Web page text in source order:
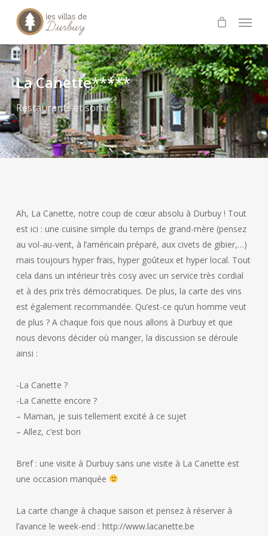
content
Menu
La Canette*****
Restaurants et sortir
Ah, La Canette, notre coup de cœur absolu à Durbuy ! Tout
est ici : une cuisine simple du temps de grand-mère (pensez
au vol-au-vent, à l’américain préparé, aux civets de gibier,…)
mais toujours hyper frais, hyper goûteux et hyper local. Tout
cela dans un intérieur très cosy avec un service très cordial
et à des prix très démocratiques. De plus, la carte des vins
est également recommandée. Qu’est-ce qu’un homme veut
de plus ? A chaque fois que nous allons à Durbuy et que
nous devons décider où manger, la discussion se déroule
ainsi :
-La Canette ?
-La Canette encore ?
– Maman, je suis tellement excité à ce sujet
– Allez, c’est bon
Bref : une visite à Durbuy sans une visite à La Canette est
une occasion manquée
La carte change à chaque saison et pensez à réserver à
l’avance le week-end : http://www.lacanette.be